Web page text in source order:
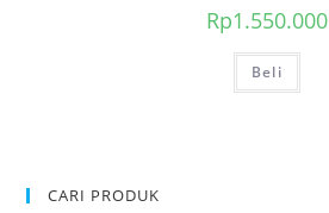
Rp1.550.000
Beli
CARI PRODUK